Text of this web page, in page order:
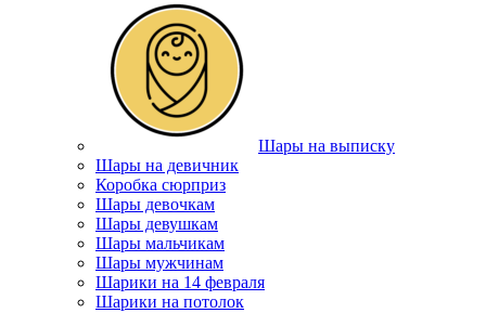
Шары на выписку
Шары на девичник
Коробка сюрприз
Шары девочкам
Шары девушкам
Шары мальчикам
Шары мужчинам
Шарики на 14 февраля
Шарики на потолок